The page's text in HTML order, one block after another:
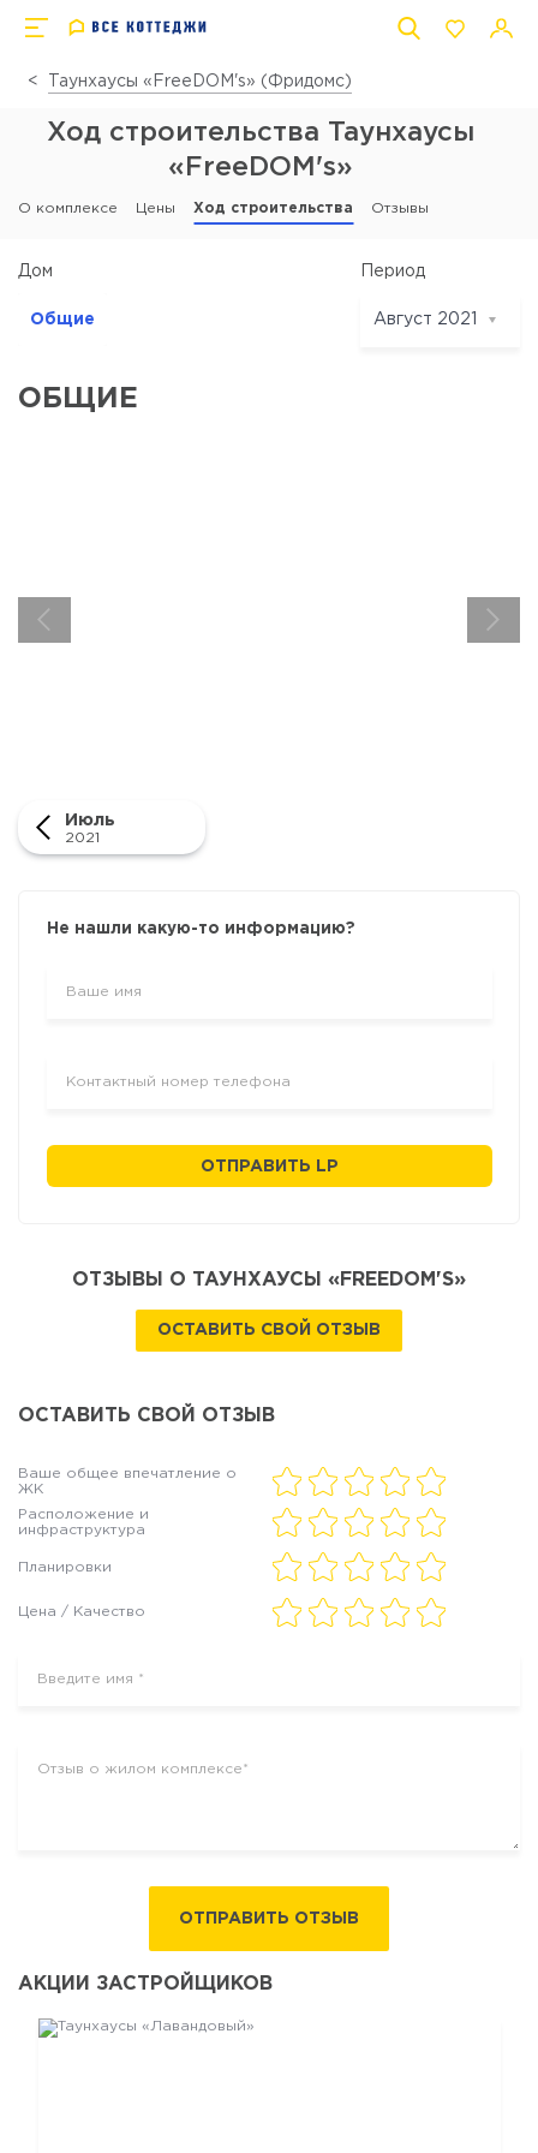
Таунхаусы «FreeDOM's» (Фридомс)
Ход строительства Таунхаусы
«FreeDOM's»
О комплексе Цены Ход строительства Отзывы
Дом
Общие
Период
Август 2021
ОБЩИЕ
Июль
2021
Не нашли какую-то информацию?
ОТПРАВИТЬ LP
ОТЗЫВЫ О ТАУНХАУСЫ «FREEDOM'S»
ОСТАВИТЬ СВОЙ ОТЗЫВ
ОСТАВИТЬ СВОЙ ОТЗЫВ
Ваше общее впечатление о
ЖК
Расположение и
инфраструктура
Планировки
Цена / Качество
ОТПРАВИТЬ ОТЗЫВ
АКЦИИ ЗАСТРОЙЩИКОВ